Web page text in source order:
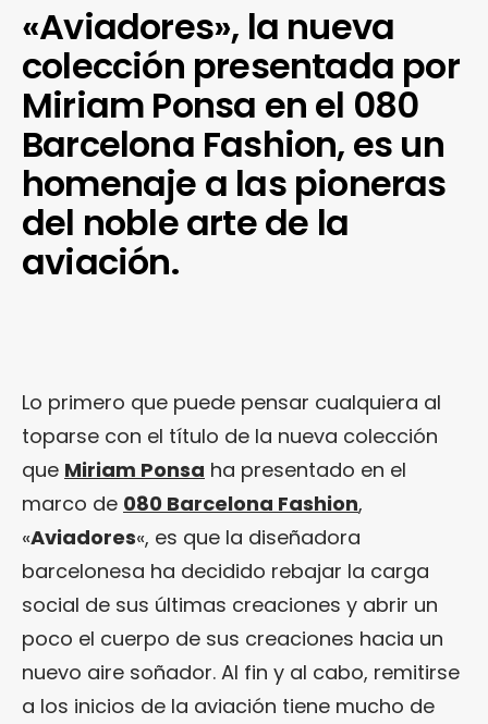
«Aviadores», la nueva
colección presentada por
Miriam Ponsa en el 080
Barcelona Fashion, es un
homenaje a las pioneras
del noble arte de la
aviación.
Lo primero que puede pensar cualquiera al
toparse con el título de la nueva colección
que Miriam Ponsa ha presentado en el
marco de 080 Barcelona Fashion,
«Aviadores«, es que la diseñadora
barcelonesa ha decidido rebajar la carga
social de sus últimas creaciones y abrir un
poco el cuerpo de sus creaciones hacia un
nuevo aire soñador. Al fin y al cabo, remitirse
a los inicios de la aviación tiene mucho de